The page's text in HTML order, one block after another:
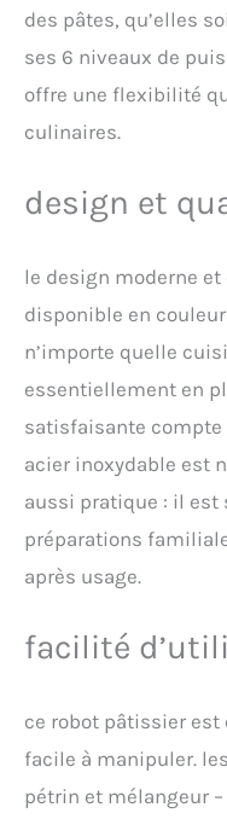
des pâtes, qu’elles
ses 6 niveaux de
offre une flexibilité
culinaires.
design et
le design moderne et
disponible en
n’importe quelle
essentiellement en
satisfaisante
acier inoxydable est
aussi pratique : il
préparations
après usage.
facilité
ce robot pâtissier
facile à manipuler.
pétrin et mélangeur